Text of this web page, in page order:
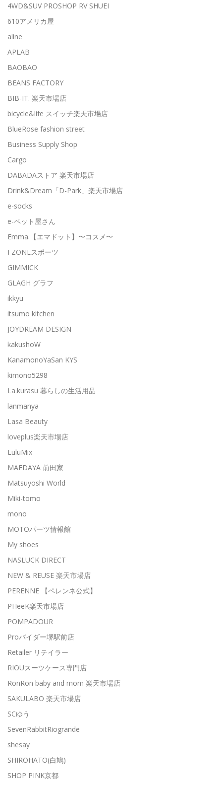
4WD&SUV PROSHOP RV SHUEI
610アメリカ屋
aline
APLAB
BAOBAO
BEANS FACTORY
BIB-IT. 楽天市場店
bicycle&life スイッチ楽天市場店
BlueRose fashion street
Business Supply Shop
Cargo
DABADAストア 楽天市場店
Drink&Dream「D-Park」楽天市場店
e-socks
e-ペット屋さん
Emma.【エマドット】〜コスメ〜
FZONEスポーツ
GIMMICK
GLAGH グラフ
ikkyu
itsumo kitchen
JOYDREAM DESIGN
kakushoW
KanamonoYaSan KYS
kimono5298
La.kurasu 暮らしの生活用品
lanmanya
Lasa Beauty
loveplus楽天市場店
LuluMix
MAEDAYA 前田家
Matsuyoshi World
Miki-tomo
mono
MOTOパーツ情報館
My shoes
NASLUCK DIRECT
NEW & REUSE 楽天市場店
PERENNE 【ペレンネ公式】
PHeeK楽天市場店
POMPADOUR
Proバイダー堺駅前店
Retailer リテイラー
RIOUスーツケース専門店
RonRon baby and mom 楽天市場店
SAKULABO 楽天市場店
SCゆう
SevenRabbitRiogrande
shesay
SHIROHATO(白鳩)
SHOP PINK京都